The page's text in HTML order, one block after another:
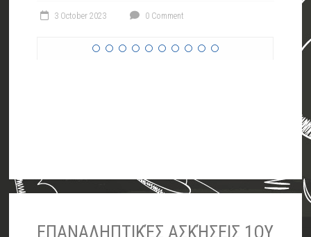
3 October 2023 0 Comment
ΕΠΑΝΑΛΗΠΤΙΚΈΣ ΑΣΚΉΣΕΙΣ 1ΟΥ